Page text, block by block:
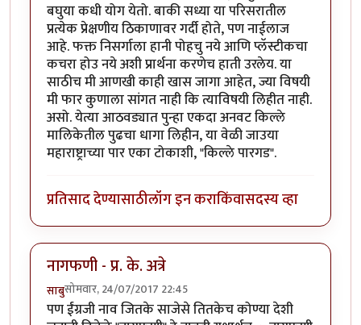
बघुया कधी योग येतो. बाकी सध्या या परिसरातील
प्रत्येक प्रेक्षणीय ठिकाणावर गर्दी होते, पण नाईलाज
आहे. फक्त निसर्गाला हानी पोहचु नये आणि प्लॅस्टीकचा
कचरा होउ नये अशी प्रार्थना करणेच हाती उरलेय. या
साठीच मी आणखी काही खास जागा आहेत, ज्या विषयी
मी फार कुणाला सांगत नाही कि त्याविषयी लिहीत नाही.
असो. येत्या आठवड्यात पुन्हा एकदा अनवट किल्ले
मालिकेतील पुढचा धागा लिहीन, या वेळी जाउया
महाराष्ट्राच्या पार एका टोकाशी, "किल्ले पारगड".
प्रतिसाद देण्यासाठीलॉग इन कराकिंवासदस्य व्हा
नागफणी - प्र. के. अत्रे
साबुसोमवार, 24/07/2017 22:45
पण ईंग्रजी नाव जितके साजेसे तितकेच कोण्या देशी